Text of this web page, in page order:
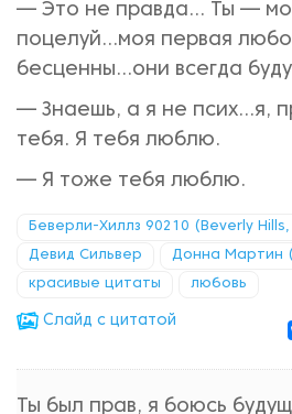
— Это не правда… Ты —
поцелуй…моя первая
бесценны…они всегда
— Знаешь, а я не псих…я,
тебя. Я тебя люблю.
— Я тоже тебя люблю.
Беверли-Хиллз 90210 (Beverly
Девид Сильвер Донна Мартин
красивые цитаты любовь
Cлайд с цитатой
Ты был прав, я боюсь